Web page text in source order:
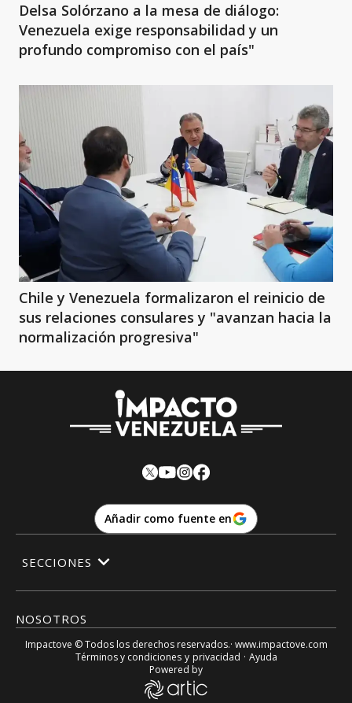
Delsa Solórzano a la mesa de diálogo:
Venezuela exige responsabilidad y un
profundo compromiso con el país"
Chile y Venezuela formalizaron el reinicio de
sus relaciones consulares y "avanzan hacia la
normalización progresiva"
Añadir como fuente en
NOSOTROS
SECCIONES
Impactove © Todos los derechos reservados.· www.impactove.com
Términos y condiciones y privacidad · Ayuda
Powered by